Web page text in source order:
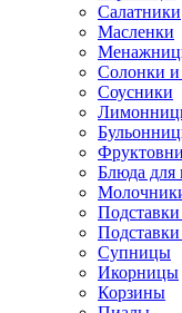
Салатники
Масленки
Солонки
Соусники
Блюда для
Подставки
Супницы
Икорницы
Корзины